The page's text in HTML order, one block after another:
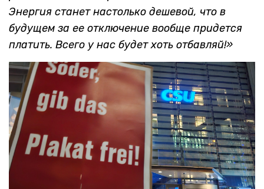
Энергия станет настолько дешевой, что в
будущем за ее отключение вообще придется
платить. Всего у нас будет хоть отбавляй!»